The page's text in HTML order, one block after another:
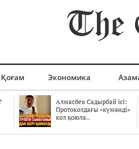
Қоғам Экономика
Алмасбек Садырбай ісі:
Протоколдағы «күмәнді»
кол қоюла..